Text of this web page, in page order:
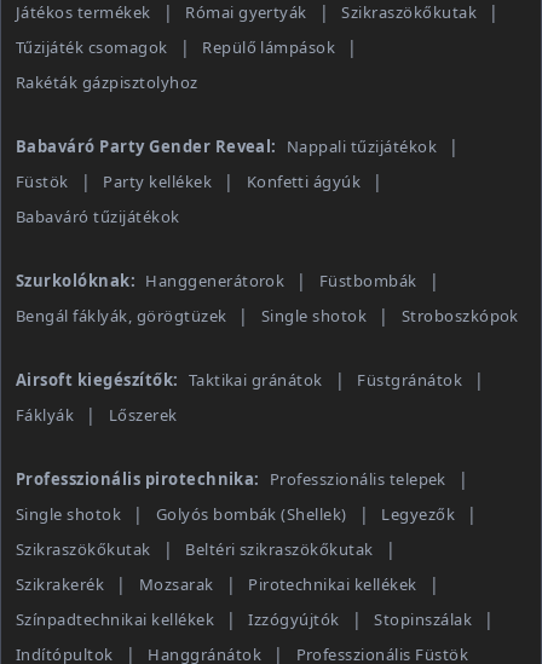
Játékos termékek
Római gyertyák
Szikraszökőkutak
Tűzijáték csomagok
Repülő lámpások
Rakéták gázpisztolyhoz
Babaváró Party Gender Reveal:
Nappali tűzijátékok
Füstök
Party kellékek
Konfetti ágyúk
Babaváró tűzijátékok
Szurkolóknak: Hanggenerátorok
Füstbombák
Bengál fáklyák, görögtüzek
Single shotok Stroboszkópok
Airsoft kiegészítők: Taktikai gránátok
Füstgránátok
Fáklyák
Lőszerek
Professzionális pirotechnika:
Professzionális telepek
Single shotok
Golyós bombák (Shellek)
Legyezők
Szikraszökőkutak
Beltéri szikraszökőkutak
Szikrakerék
Mozsarak
Pirotechnikai kellékek
Színpadtechnikai kellékek
Izzógyújtók
Stopinszálak
Indítópultok
Hanggránátok Professzionális Füstök